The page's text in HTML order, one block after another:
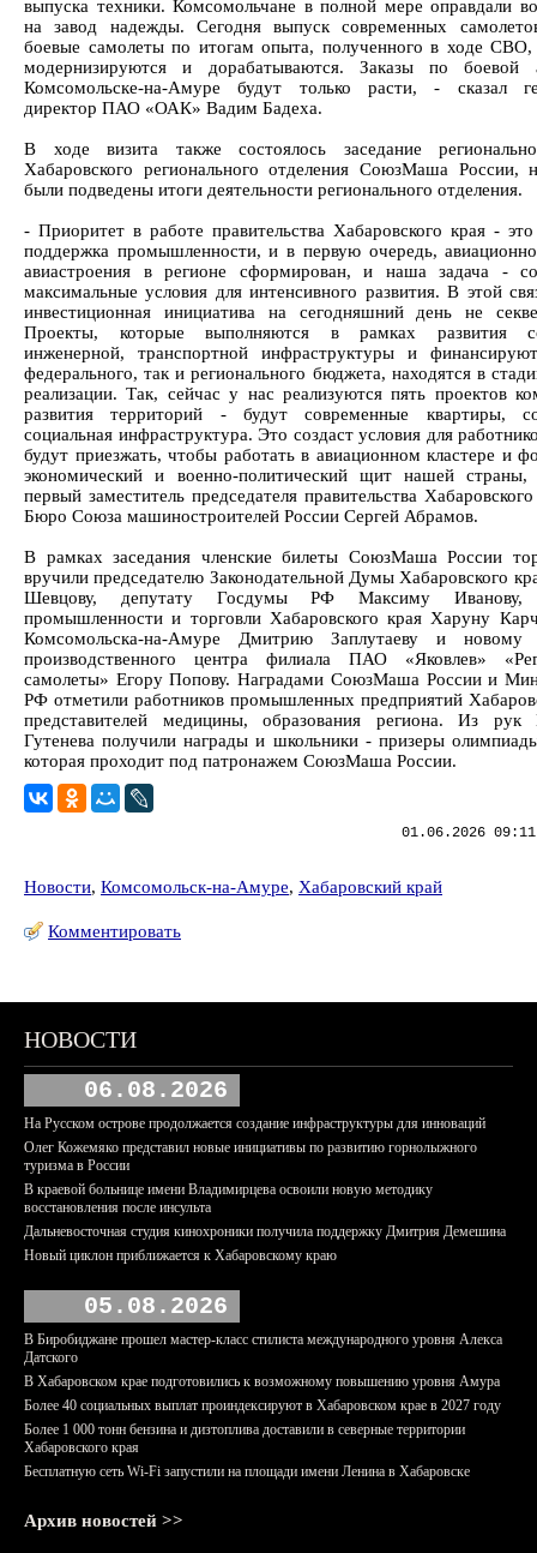
выпуска техники. Комсомольчане в полной мере оправдали
на завод надежды. Сегодня выпуск современных
боевые самолеты по итогам опыта, полученного в ходе СВО,
модернизируются и дорабатываются. Заказы по боевой
Комсомольске-на-Амуре будут только расти, - сказал
директор ПАО «ОАК» Вадим Бадеха.
В ходе визита также состоялось заседание
Хабаровского регионального отделения СоюзМаша России,
были подведены итоги деятельности регионального отделения.
- Приоритет в работе правительства Хабаровского края -
поддержка промышленности, и в первую очередь,
авиастроения в регионе сформирован, и наша задача -
максимальные условия для интенсивного развития. В этой
инвестиционная инициатива на сегодняшний день не
Проекты, которые выполняются в рамках развития
инженерной, транспортной инфраструктуры и
федерального, так и регионального бюджета, находятся в
реализации. Так, сейчас у нас реализуются пять проектов
развития территорий - будут современные квартиры,
социальная инфраструктура. Это создаст условия для
будут приезжать, чтобы работать в авиационном кластере и
экономический и военно-политический щит нашей
первый заместитель председателя правительства
Бюро Союза машиностроителей России Сергей Абрамов.
В рамках заседания членские билеты СоюзМаша России
вручили председателю Законодательной Думы Хабаровского
Шевцову, депутату Госдумы РФ Максиму Иванову,
промышленности и торговли Хабаровского края Харуну
Комсомольска-на-Амуре Дмитрию Заплутаеву и новому
производственного центра филиала ПАО «Яковлев»
самолеты» Егору Попову. Наградами СоюзМаша России и
РФ отметили работников промышленных предприятий
представителей медицины, образования региона. Из рук
Гутенева получили награды и школьники - призеры
которая проходит под патронажем СоюзМаша России.
01.06.2026
Новости, Комсомольск-на-Амуре, Хабаровский край
Комментировать
НОВОСТИ
06.08.2026
На Русском острове продолжается создание инфраструктуры для инноваций
Олег Кожемяко представил новые инициативы по развитию горнолыжного
туризма в России
В краевой больнице имени Владимирцева освоили новую методику
восстановления после инсульта
Дальневосточная студия кинохроники получила поддержку Дмитрия Демешина
Новый циклон приближается к Хабаровскому краю
05.08.2026
В Биробиджане прошел мастер-класс стилиста международного уровня Алекса
Датского
В Хабаровском крае подготовились к возможному повышению уровня Амура
Более 40 социальных выплат проиндексируют в Хабаровском крае в 2027 году
Более 1 000 тонн бензина и дизтоплива доставили в северные территории
Хабаровского края
Бесплатную сеть Wi-Fi запустили на площади имени Ленина в Хабаровске
Архив новостей >>